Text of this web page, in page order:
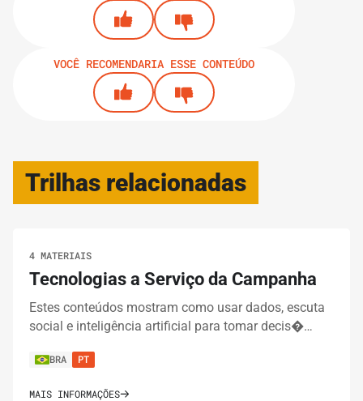
VOCÊ RECOMENDARIA ESSE CONTEÚDO
Trilhas relacionadas
4 MATERIAIS
Tecnologias a Serviço da Campanha
Estes conteúdos mostram como usar dados, escuta
social e inteligência artificial para tomar decis�…
BRA PT
MAIS INFORMAÇÕES